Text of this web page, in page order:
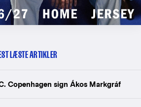
LÆSTE ARTIKLER
Copenhagen sign Ákos Markgráf